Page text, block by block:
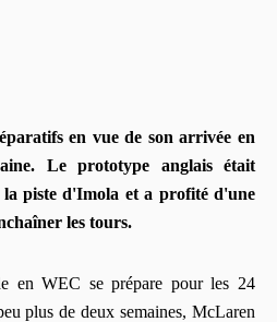
en vue de son arrivée en
Le prototype anglais était
piste d'Imola et a profité d'une
les tours.
en WEC se prépare pour les 24
plus de deux semaines, McLaren